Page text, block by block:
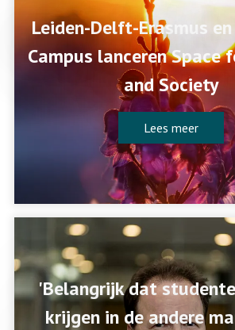
Leiden-Delft-Erasmus en
Campus lanceren Space
and Society
Lees meer
'Belangrijk dat
krijgen in de andere